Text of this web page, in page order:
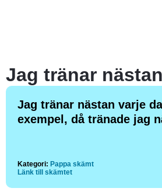
Jag tränar nästan varje
exempel, då tränade jag
Kategori: Pappa skämt
Länk till skämtet